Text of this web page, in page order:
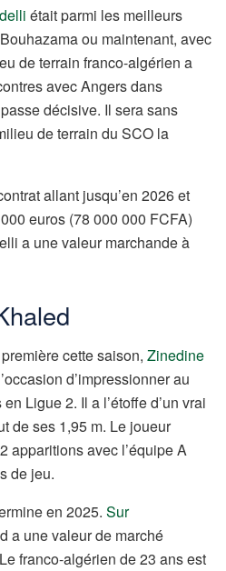
était parmi les meilleurs
ou maintenant, avec
de terrain franco-algérien a
avec Angers dans
décisive. Il sera sans
de terrain du SCO la
allant jusqu’en 2026 et
euros (78 000 000 FCFA)
a une valeur marchande à
cette saison, Zinedine
d’impressionner au
Ligue 2. Il a l’étoffe d’un vrai
de ses 1,95 m. Le joueur
apparitions avec l’équipe A
de jeu.
en 2025. Sur
a une valeur de marché
franco-algérien de 23 ans est